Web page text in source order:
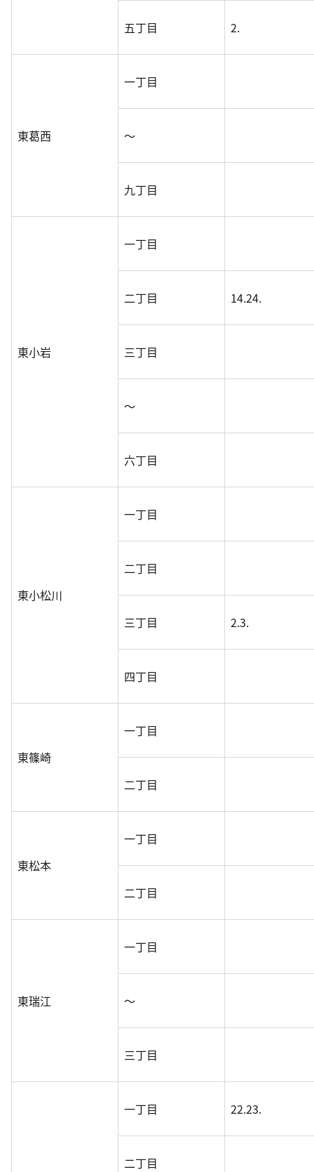
五丁目 2.
東葛西
一丁目
～
九丁目
東小岩
一丁目
二丁目 14.24.
三丁目
～
六丁目
東小松川
一丁目
二丁目
三丁目 2.3.
四丁目
東篠崎
一丁目
二丁目
東松本
一丁目
二丁目
東瑞江
一丁目
～
三丁目
一丁目 22.23.
二丁目